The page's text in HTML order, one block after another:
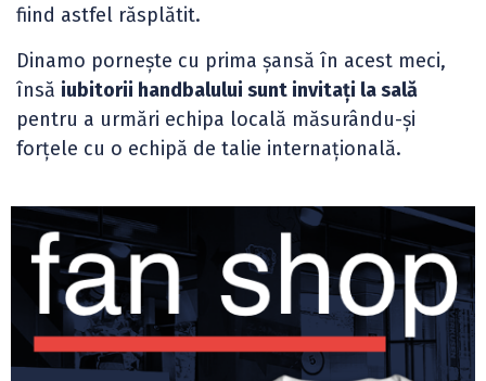
fiind astfel răsplătit.
Dinamo pornește cu prima șansă în acest meci,
însă iubitorii handbalului sunt invitați la sală
pentru a urmări echipa locală măsurându-și
forțele cu o echipă de talie internațională.